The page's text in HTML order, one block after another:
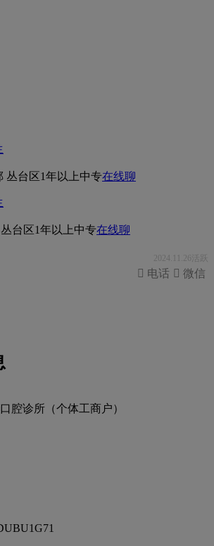
丛台区1年以上中专在线聊
台区1年以上中专在线聊
2024.11.26活跃
 微信
 电话
腔诊所（个体工商户）